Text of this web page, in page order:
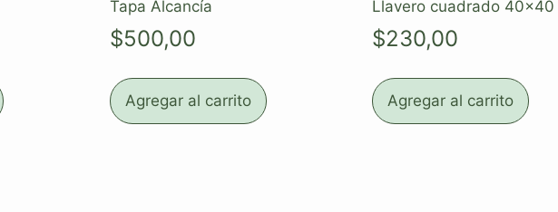
Tapa Alcancía
$500,00
Agregar al carrito
Llavero cuadrado 40×40
$230,00
Agregar al carrito